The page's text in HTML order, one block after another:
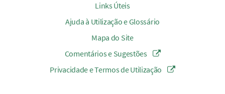
Links Úteis
Ajuda à Utilização e Glossário
Mapa do Site
Comentários e Sugestões
Privacidade e Termos de Utilização